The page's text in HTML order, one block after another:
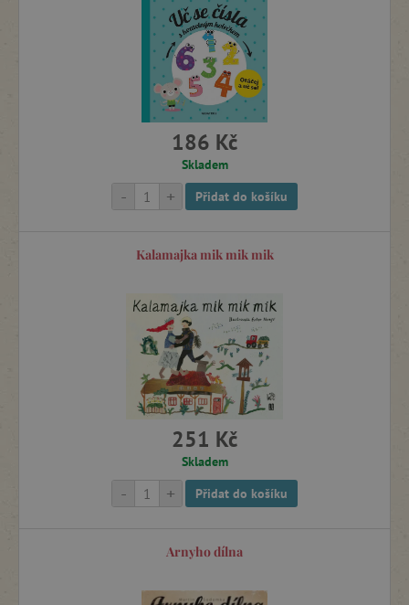
186 Kč
Skladem
+
- Přidat do košíku
Kalamajka mik mik mik
251 Kč
Skladem
+
- Přidat do košíku
Arnyho dílna